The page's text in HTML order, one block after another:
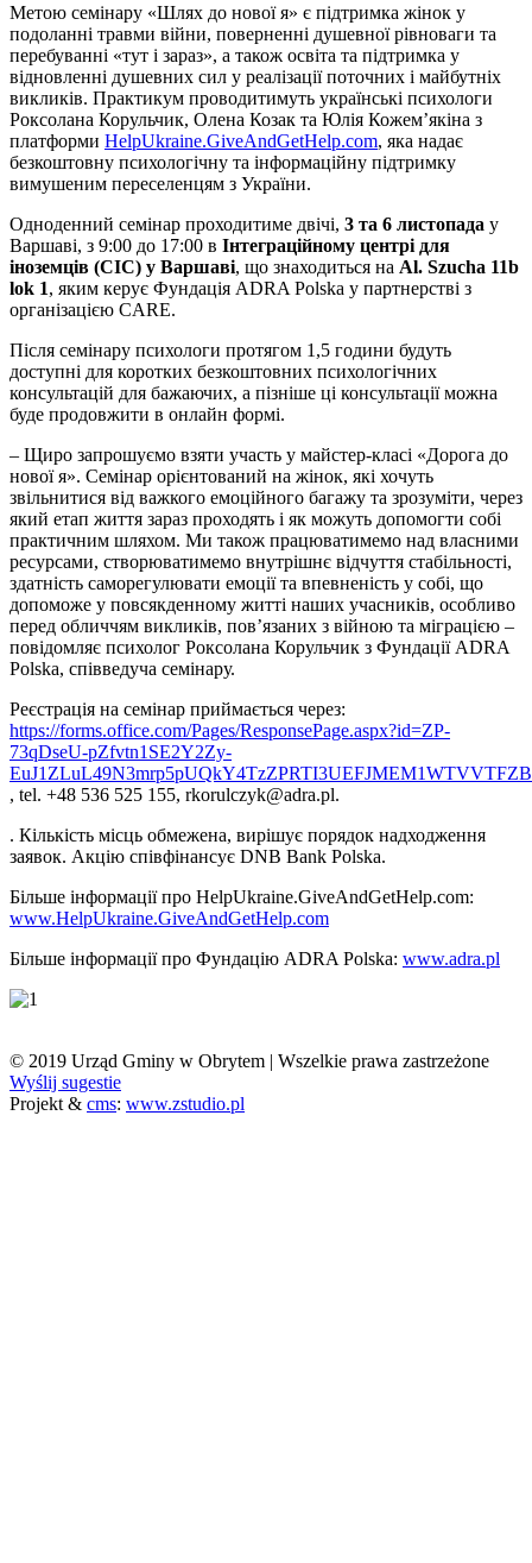
Метою семінару «Шлях до нової я» є підтримка жінок у
подоланні травми війни, поверненні душевної рівноваги та
перебуванні «тут і зараз», а також освіта та підтримка у
відновленні душевних сил у реалізації поточних і майбутніх
викликів. Практикум проводитимуть українські психологи
Роксолана Корульчик, Олена Козак та Юлія Кожем’якіна з
платформи HelpUkraine.GiveAndGetHelp.com, яка надає
безкоштовну психологічну та інформаційну підтримку
вимушеним переселенцям з України.
Одноденний семінар проходитиме двічі, 3 та 6 листопада у
Варшаві, з 9:00 до 17:00 в Інтеграційному центрі для
іноземців (CIC) у Варшаві, що знаходиться на Al. Szucha 11b
lok 1, яким керує Фундація ADRA Polska у партнерстві з
організацією CARE.
Після семінару психологи протягом 1,5 години будуть
доступні для коротких безкоштовних психологічних
консультацій для бажаючих, а пізніше ці консультації можна
буде продовжити в онлайн формі.
– Щиро запрошуємо взяти участь у майстер-класі «Дорога до
нової я». Семінар орієнтований на жінок, які хочуть
звільнитися від важкого емоційного багажу та зрозуміти, через
який етап життя зараз проходять і як можуть допомогти собі
практичним шляхом. Ми також працюватимемо над власними
ресурсами, створюватимемо внутрішнє відчуття стабільності,
здатність саморегулювати емоції та впевненість у собі, що
допоможе у повсякденному житті наших учасників, особливо
перед обличчям викликів, пов’язаних з війною та міграцією –
повідомляє психолог Роксолана Корульчик з Фундації ADRA
Polska, співведуча семінару.
Реєстрація на семінар приймається через:
https://forms.office.com/Pages/ResponsePage.aspx?id=ZP-
73qDseU-pZfvtn1SE2Y2Zy-
, tel. +48 536 525 155, rkorulczyk@adra.pl.
. Кількість місць обмежена, вирішує порядок надходження
заявок. Акцію співфінансує DNB Bank Polska.
Більше інформації про HelpUkraine.GiveAndGetHelp.com:
www.HelpUkraine.GiveAndGetHelp.com
Більше інформації про Фундацію ADRA Polska: www.adra.pl
© 2019 Urząd Gminy w Obrytem | Wszelkie prawa zastrzeżone
Wyślij sugestie
Projekt & cms: www.zstudio.pl